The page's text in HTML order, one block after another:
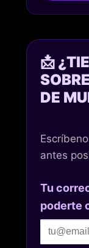
📩
DE
antes
Tu
poderte